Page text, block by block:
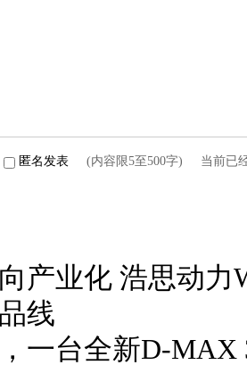
匿名发表 (内容限5至500字) 当前已
产业化 浩思动
线
一台全新D-MAX